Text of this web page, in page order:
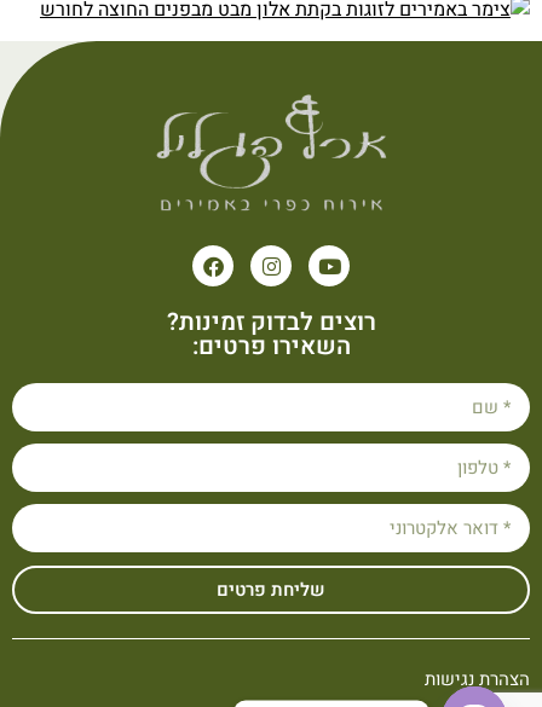
רוצים לבדוק זמינות?
השאירו פרטים:
שליחת פרטים
הצהרת נגישות